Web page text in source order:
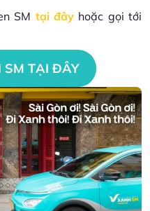
SM tại đâyhoặc gọi tới
SM TẠI ĐÂY